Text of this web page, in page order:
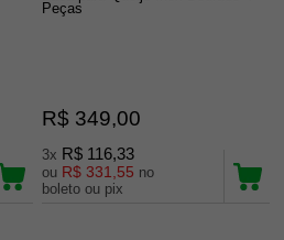
Peças
R$ 349,00
3x R$ 116,33
ou R$ 331,55 no
boleto ou pix